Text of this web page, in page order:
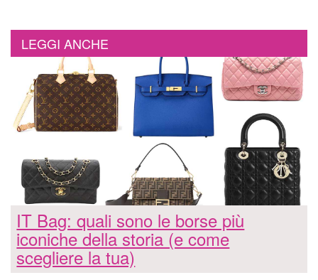
LEGGI ANCHE
IT Bag: quali sono le borse più
iconiche della storia (e come
scegliere la tua)